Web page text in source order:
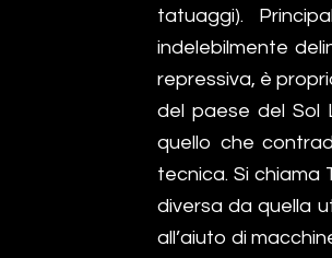
tatuaggi).
indelebilmente
repressiva, è
del paese del Sol
quello che
tecnica. Si chiama
diversa da quella
all’aiuto di